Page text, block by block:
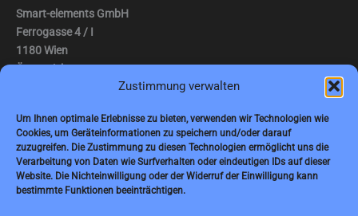
Zustimmung verwalten
Um Ihnen optimale Erlebnisse zu bieten, verwenden wir Technologien wie
Cookies, um Geräteinformationen zu speichern und/oder darauf
zuzugreifen. Die Zustimmung zu diesen Technologien ermöglicht uns die
Verarbeitung von Daten wie Surfverhalten oder eindeutigen IDs auf dieser
Website. Die Nichteinwilligung oder der Widerruf der Einwilligung kann
bestimmte Funktionen beeinträchtigen.
Smart-elements GmbH
Ferrogasse 4 / I
1180 Wien
Österreich
Fax: (0043) 1 2936882 -15
E-Mail:jbauer@smart-elements.com
Geschäftsführer: Mag. Jürgen Bauer